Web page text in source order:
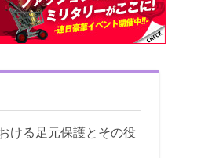
ける足元保護とその役